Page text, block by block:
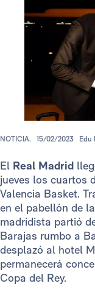
NOTICIA. 15/02/2023 Edu
El Real Madrid
jueves los cuartos
Valencia Basket.
en el pabellón de la
madridista partió
Barajas rumbo a
desplazó al hotel
permanecerá
Copa del Rey.